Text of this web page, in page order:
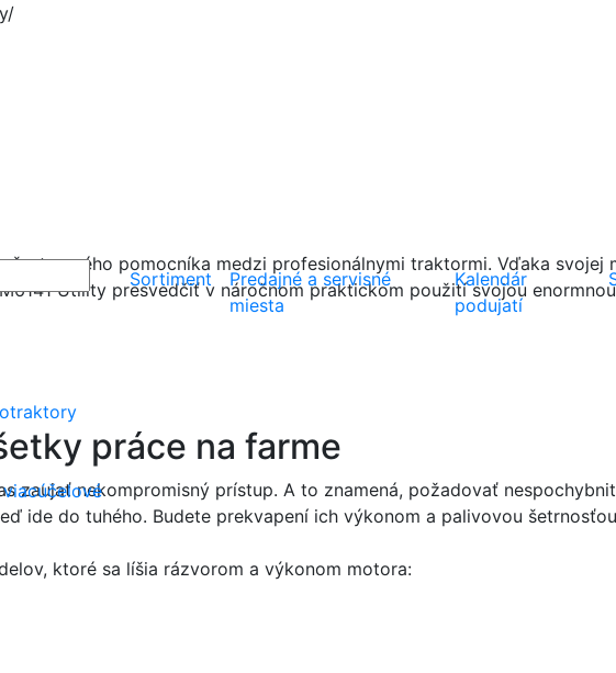
Sortiment
Predajné a servisné
miesta
Kalendár
podujatí
pomocníka medzi profesionálnymi traktormi. Vďaka
Utility presvedčiť v náročnom praktickom použití svojou
práce na farme
zaujať nekompromisný prístup. A to znamená, požadovať
ide do tuhého. Budete prekvapení ich výkonom a palivovou
ktoré sa líšia rázvorom a výkonom motora: